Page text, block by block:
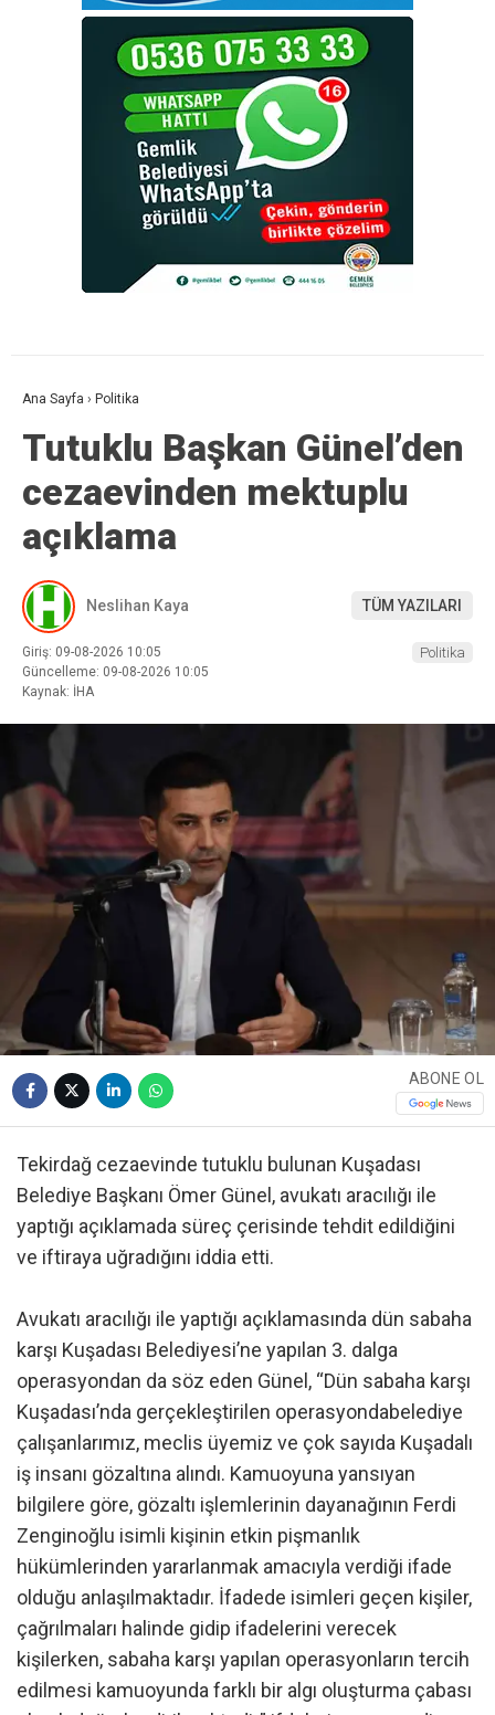
Ana Sayfa › Politika
Tutuklu Başkan Günel’den
cezaevinden mektuplu
açıklama
Neslihan Kaya TÜM YAZILARI
Giriş: 09-08-2026 10:05
Güncelleme: 09-08-2026 10:05
Kaynak: İHA
Politika
ABONE OL
Tekirdağ cezaevinde tutuklu bulunan Kuşadası
Belediye Başkanı Ömer Günel, avukatı aracılığı ile
yaptığı açıklamada süreç çerisinde tehdit edildiğini
ve iftiraya uğradığını iddia etti.
Avukatı aracılığı ile yaptığı açıklamasında dün sabaha
karşı Kuşadası Belediyesi’ne yapılan 3. dalga
operasyondan da söz eden Günel, “Dün sabaha karşı
Kuşadası’nda gerçekleştirilen operasyondabelediye
çalışanlarımız, meclis üyemiz ve çok sayıda Kuşadalı
iş insanı gözaltına alındı. Kamuoyuna yansıyan
bilgilere göre, gözaltı işlemlerinin dayanağının Ferdi
Zenginoğlu isimli kişinin etkin pişmanlık
hükümlerinden yararlanmak amacıyla verdiği ifade
olduğu anlaşılmaktadır. İfadede isimleri geçen kişiler,
çağrılmaları halinde gidip ifadelerini verecek
kişilerken, sabaha karşı yapılan operasyonların tercih
edilmesi kamuoyunda farklı bir algı oluşturma çabası